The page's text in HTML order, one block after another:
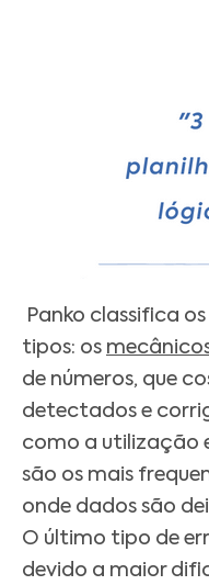
Panko classifica
tipos: os
de números, que
detectados e
como a utilização
são os mais
onde dados são
O último tipo de
devido a maior